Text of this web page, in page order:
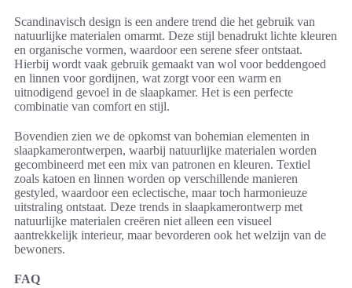
Scandinavisch design is een andere trend die het gebruik van
natuurlijke materialen omarmt. Deze stijl benadrukt lichte kleuren
en organische vormen, waardoor een serene sfeer ontstaat.
Hierbij wordt vaak gebruik gemaakt van wol voor beddengoed
en linnen voor gordijnen, wat zorgt voor een warm en
uitnodigend gevoel in de slaapkamer. Het is een perfecte
combinatie van comfort en stijl.
Bovendien zien we de opkomst van bohemian elementen in
slaapkamerontwerpen, waarbij natuurlijke materialen worden
gecombineerd met een mix van patronen en kleuren. Textiel
zoals katoen en linnen worden op verschillende manieren
gestyled, waardoor een eclectische, maar toch harmonieuze
uitstraling ontstaat. Deze trends in slaapkamerontwerp met
natuurlijke materialen creëren niet alleen een visueel
aantrekkelijk interieur, maar bevorderen ook het welzijn van de
bewoners.
FAQ